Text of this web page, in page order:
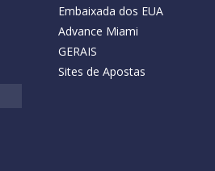
Embaixada dos EUA
Advance Miami
GERAIS
Sites de Apostas